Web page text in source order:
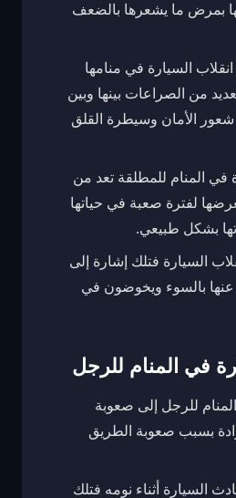
بمرض ما يشعرها بالضعف
السيارة في منامها
من الصراعات بينها وبين
شعور الأمان وسيطرة القلق
المنام للمطلقة تعد من
لفترة صعبة في حياتها
بشكل طبيعي.
السيارة فتلك إشارة إلى
بالسوء ويخوضون في
في المنام للرجل
للرجل إلى صعوبة
بسبب صعوبة الطريق
السيارة أثناء نومه فتلك